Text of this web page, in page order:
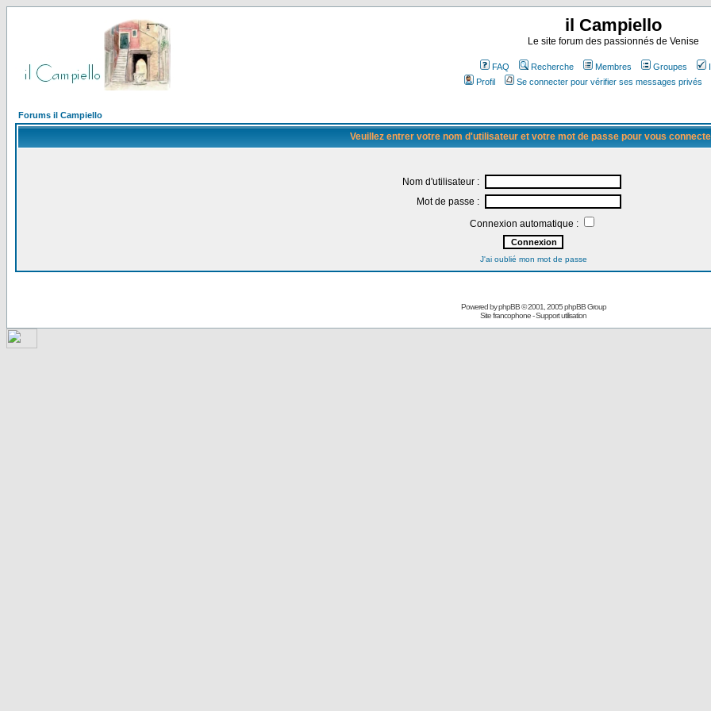
il Campiello
Le site forum des passionnés de Venise
FAQ Recherche Membres Groupes
Profil
Se connecter pour vérifier ses messages privés
Forums il Campiello
Veuillez entrer votre nom d'utilisateur et votre mot de passe pour vous
Nom d'utilisateur :
Mot de passe :
Connexion automatique :
J'ai oublié mon mot de passe
Powered byphpBB© 2001, 2005 phpBB Group
Site francophone-Support utilisation